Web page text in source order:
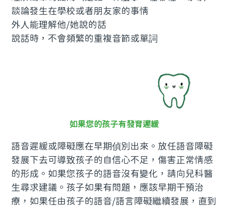
談論發生在學校或者朋友家的事情
外人能理解他/她說的話
說話時，不會頻繁的重複音節或單詞
如果您的孩子有發育遲緩
語音遲緩或障礙應在早期偵別出來。放任語音障礙
發展下去可導致孩子的自信心不足，傷害正常情感
的形成。如果您孩子的語音沒有變化，請向兒科醫
生尋求建議。孩子如果有問題，應該早期干預治
療，如果任由孩子的語音/語言障礙繼續發展，直到